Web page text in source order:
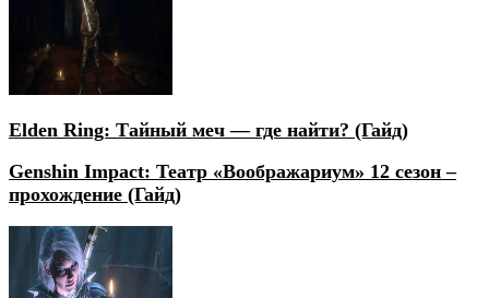
Elden Ring: Тайный меч — где найти? (Гайд)
Genshin Impact: Театр «Воображариум» 12 сезон –
прохождение (Гайд)